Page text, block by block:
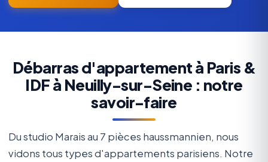
Débarras d'appartement à Paris &
IDF à Neuilly-sur-Seine : notre
savoir-faire
Du studio Marais au 7 pièces haussmannien, nous
vidons tous types d'appartements parisiens. Notre